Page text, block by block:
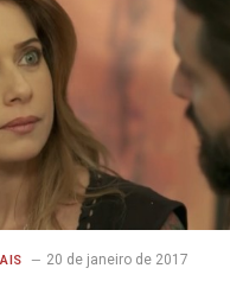
20 de janeiro de 2017